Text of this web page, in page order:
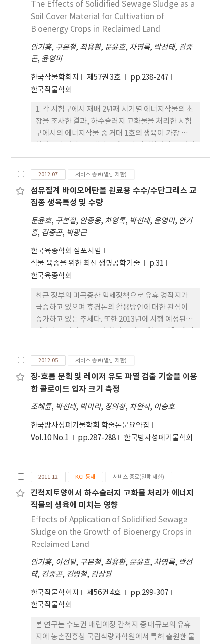
The Effects of Solidified Sewage Sludge as a
Soil Cover Material for Cultivation of
Bioenergy Crops in Reclaimed Land
안기홍, 구본철, 최용환, 문윤호, 차영록, 박선태, 김중
곤, 윤영미
한국작물학회지 제57권 3호
pp.238-247
한국작물학회
1. 각 시험구에서 재배 2년째 시기별 에너지작물의 초
장을 조사한 결과, 하수슬러지 고화물을 처리한 시험
구에서의 에너지작물 중 거대 1호의 생육이 가장 우수
반토의 거대 1호 초장은 재배 1년차 97 cm에서 2년
차 229 cm로 141% 증가하여 성장폭이 하수슬러지
고화물을 처리한 두 시험구의 거대 1호에 비해 우수하
였다. 3. 각 시험구의 토양 pH는 하수슬러지 고화물을
처리한 후 2년이 경과하여도 일정하게 pH 7.2~8.4의
수준을 유지하고 있었다. 원지반토의 염농도는 하수
슬러지 고화물을 처리한 두 시험구에 비해 월등히 높
(0.27%)는 1년차의 염분 농도(0.31%)와 비교하여
조금 감소한 것으로 나타났다. 4. 원지반토의 평균 치
환성 나트륨(Ex. Na) 함량은 8.99 cmol+kg1으로 하
에 비해 약 12배 높았으며, 하수슬러지 고화물을 처리
한 두 시험구에 비해 월등히 높았다. 5. 하수슬러지 고
화물 처리 후 에너지작물 재배 1년차와 2년차 동일시
화물 복토구의 유기물 함량의 증가폭이 가장 우수하
였다. 6. 간척지 토양에 하수슬러지 고화물 처리는 토
양 무기양분의 공급, 염류의 상향이동 완충 효과, 작
토층 및 근권확대로 인한 지하경의 정상적인 번식이
이루어져 원지반토에 비해 에너지작물 생육이 우수하
토양의 화학성 및 물리성 개선에 효과적이었음이 확
인되었다.
2012.07 서비스 종료(열람 제한)
섬유질계 바이오에탄올 원료용 수수/수단그래스 교
잡종 생육특성 및 수량
문윤호, 구본철, 안종웅, 차영록, 박선태, 윤영미, 안기
홍, 김중곤, 박광근
한국육종학회 심포지엄
식물 육종을 위한 최신 생명공학기술
p.31
한국육종학회
최근 정부의 미곡증산 억제정책으로 유휴 경작지가
급증하고 있으며 휴경논의 활용방안에 대한 관심이
증가하고 있는 추세다. 또한 2013년에 시행 예정된
요한 바이오연료 수급을 위해 바이오에탄올 원료작물
의 대량생산이 시급하다. 이에 휴경논을 이용하여 재
배할 수 있는 비식량 작물 중에서 벼 수급정책에 유익
하고, 논 형상 유지로 비상시 즉시 벼농사로 전환 가능
한 일년생 작물이 주목 받고 있다. 본 연구는 일년생
섬유질계 작물인 수수/수단그래스 교잡종에 대한 품
올 원료작물로 적합한 고수량성 품종을 선발하기 위
하여 수행되었다. 공시재료는 수수/수단그래스 교잡
로 재식하여 2년간 재배하였으며 각 품종의 수량 및
생육특성을 파악하기 위하여 간장, 건물수량, 중륵색
였다. 그 결과, 시험대상 11개 품종 중 중륵색깔이 갈
색에서 백색까지 다양하여 갈색이 2품종 연갈색이 2
품종, 백갈색이 5품종, 백색이 2품종으로 확인되었
다. 간장은 Green star 등 2품종을 제외하고 1년차에
비해 2년차 시험에서 작아진 경향이었다. 또한
Green star와 SS504 등의 4품종은 내도복성이 강한
것으로 조사되었으며 그 중 Green star와 SS504는
2년간 평균 건물 수량이 4,000㎏/10a 이상으로 나타
나 내도복성이 강한 품종이 건물수량도 많음을 알 수
있었다.
2012.05 서비스 종료(열람 제한)
장-흐름 분획 및 레이저 유도 파열 검출 기술을 이용
한 콜로이드 입자 크기 측정
조혜륜, 박선태, 박미리, 정의창, 차완식, 이승호
한국방사성폐기물학회 학술논문요약집
Vol.10 No.1
pp.287-288 한국방사성폐기물학회
2011.12 KCI 등재 서비스 종료(열람 제한)
간척지토양에서 하수슬러지 고화물 처리가 에너지
작물의 생육에 미치는 영향
Effects of Application of Solidified Sewage
Sludge on the Growth of Bioenergy Crops in
Reclaimed Land
안기홍, 이선일, 구본철, 최용환, 문윤호, 차영록, 박선
태, 김중곤, 김병철, 김상평
한국작물학회지 제56권 4호
pp.299-307
한국작물학회
본 연구는 수도권 매립예정 간척지 중 대규모의 유휴
지에 농촌진흥청 국립식량과학원에서 특허 출원한 물